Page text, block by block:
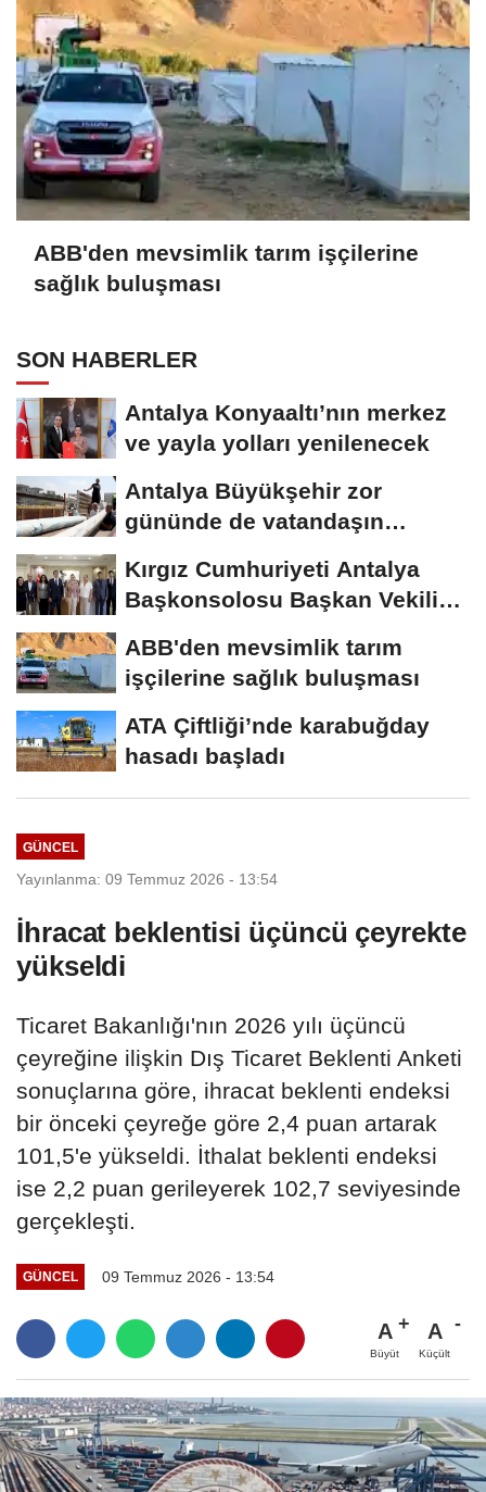
ABB'den mevsimlik tarım işçilerine
sağlık buluşması
SON HABERLER
Antalya Konyaaltı’nın merkez
ve yayla yolları yenilenecek
Antalya Büyükşehir zor
gününde de vatandaşın
Kırgız Cumhuriyeti Antalya
Başkonsolosu Başkan Vekili
ABB'den mevsimlik tarım
işçilerine sağlık buluşması
ATA Çiftliği’nde karabuğday
hasadı başladı
GÜNCEL
Yayınlanma: 09 Temmuz 2026 - 13:54
İhracat beklentisi üçüncü çeyrekte
yükseldi
Ticaret Bakanlığı'nın 2026 yılı üçüncü
çeyreğine ilişkin Dış Ticaret Beklenti Anketi
sonuçlarına göre, ihracat beklenti endeksi
bir önceki çeyreğe göre 2,4 puan artarak
101,5'e yükseldi. İthalat beklenti endeksi
ise 2,2 puan gerileyerek 102,7 seviyesinde
gerçekleşti.
GÜNCEL 09 Temmuz 2026 - 13:54
A
Büyüt
A
Küçült